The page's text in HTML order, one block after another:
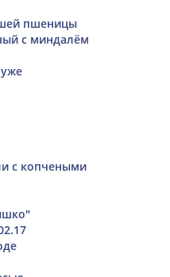
пшеницы
с миндалём
с копчеными